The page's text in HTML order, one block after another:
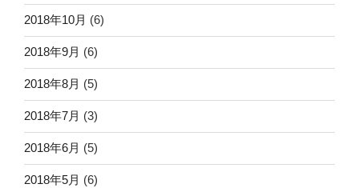
2018年10月 (6)
2018年9月 (6)
2018年8月 (5)
2018年7月 (3)
2018年6月 (5)
2018年5月 (6)